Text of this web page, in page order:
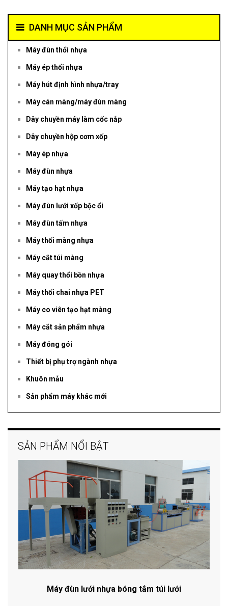
DANH MỤC SẢN PHẨM
Máy đùn thổi nhựa
Máy ép thổi nhựa
Máy hút định hình nhựa/tray
Máy cán màng/máy đùn màng
Dây chuyền máy làm cốc nắp
Dây chuyền hộp cơm xốp
Máy ép nhựa
Máy đùn nhựa
Máy tạo hạt nhựa
Máy đùn lưới xốp bộc ổi
Máy đùn tấm nhựa
Máy thổi màng nhựa
Máy cắt túi màng
Máy quay thổi bồn nhựa
Máy thổi chai nhựa PET
Máy co viên tạo hạt màng
Máy cắt sản phẩm nhựa
Máy đóng gói
Thiết bị phụ trợ ngành nhựa
Khuôn mẫu
Sản phẩm máy khác mới
SẢN PHẨM NỔI BẬT
Máy đùn lưới nhựa bóng tắm túi lưới